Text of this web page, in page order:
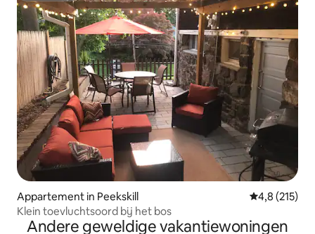
Appartement in Peekskill Gemiddelde
4,8 (215)
Klein toevluchtsoord bij het bos
Andere geweldige vakantiewoningen